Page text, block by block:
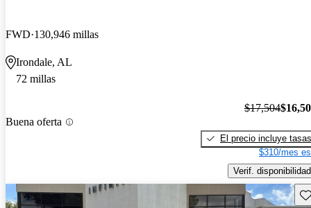
FWD 130,946 millas
Irondale, AL
72 millas
Buena oferta
$17,504
El precio incluye tasas
$310/mes
Verif. disponibilidad